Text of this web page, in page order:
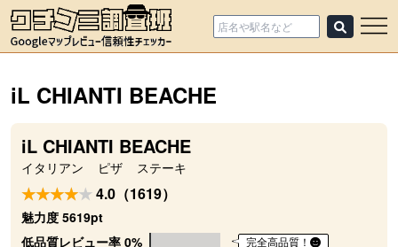
iL CHIANTI BEACHE
iL CHIANTI BEACHE
イタリアン ピザ ステーキ
4.0（1619）
魅力度 5619pt
低品質レビュー率 0%
完全高品質！